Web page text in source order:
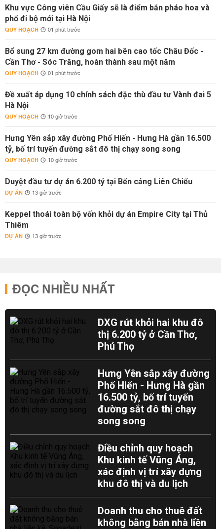
Khu vực Công viên Cầu Giấy sẽ là điểm bắn pháo hoa và
phố đi bộ mới tại Hà Nội
QUY HOẠCH 01 phút trước
Bổ sung 27 km đường gom hai bên cao tốc Châu Đốc -
Cần Thơ - Sóc Trăng, hoàn thành sau một năm
QUY HOẠCH 01 phút trước
Đề xuất áp dụng 10 chính sách đặc thù đầu tư Vành đai 5
Hà Nội
QUY HOẠCH 10 giờ trước
Hưng Yên sắp xây đường Phố Hiến - Hưng Hà gần 16.500
tỷ, bố trí tuyến đường sắt đô thị chạy song song
QUY HOẠCH 10 giờ trước
Duyệt đầu tư dự án 6.200 tỷ tại Bến cảng Liên Chiểu
DỰ ÁN 13 giờ trước
Keppel thoái toàn bộ vốn khỏi dự án Empire City tại Thủ
Thiêm
DỰ ÁN 13 giờ trước
ĐỌC NHIỀU NHẤT
DXG rút khỏi hai khu đô
thị 6.200 tỷ ở Cần Thơ,
Phú Thọ
Hưng Yên sắp xây đường
Phố Hiến - Hưng Hà gần
16.500 tỷ, bố trí tuyến
đường sắt đô thị chạy
song song
Điều chỉnh quy hoạch
Khu kinh tế Vũng Áng,
xác định vị trí xây dựng
khu đô thị và du lịch
Doanh thu cho thuê đất
không bằng bán nhà liền